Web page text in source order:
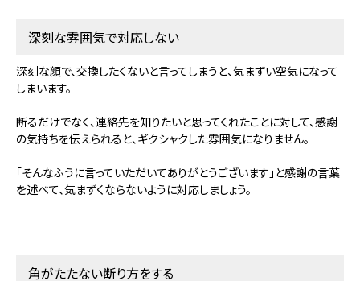
深刻な雰囲気で対応しない
深刻な顔で、交換したくないと言ってしまうと、気まずい空気になって
しまいます。
断るだけでなく、連絡先を知りたいと思ってくれたことに対して、感謝
の気持ちを伝えられると、ギクシャクした雰囲気になりません。
「そんなふうに言っていただいてありがとうございます」と感謝の言葉
を述べて、気まずくならないように対応しましょう。
角がたたない断り方をする